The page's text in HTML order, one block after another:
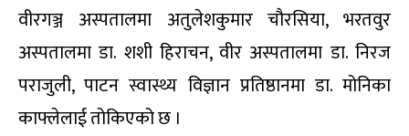
वीरगञ्ज अस्पतालमा अतुलेशकुमार चौरसिया, भरतवुर
अस्पतालमा डा. शशी हिराचन, वीर अस्पतालमा डा. निरज
पराजुली, पाटन स्वास्थ्य विज्ञान प्रतिष्ठानमा डा. मोनिका
काफ्लेलाई तोकिएको छ ।